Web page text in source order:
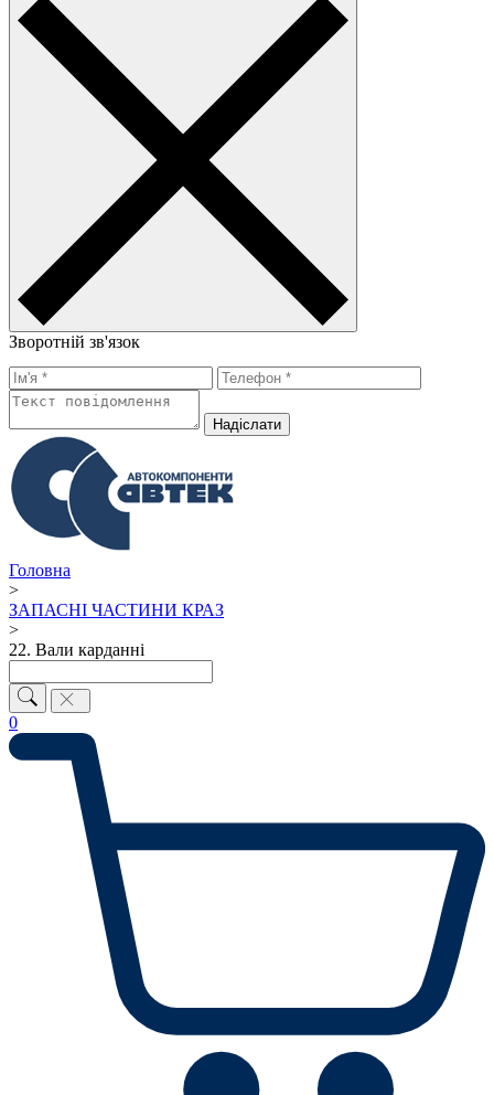
Зворотній зв'язок
Надiслати
Головна
>
ЗАПАСНІ ЧАСТИНИ КРАЗ
>
22. Вали карданні
0